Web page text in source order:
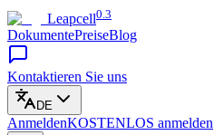
Leapcell0.3
DokumentePreiseBlog
Kontaktieren Sie uns
DE
AnmeldenKOSTENLOS anmelden